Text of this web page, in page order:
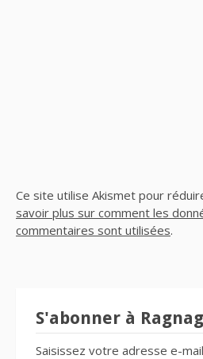
Ce site utilise Akismet pour
savoir plus sur comment les
commentaires sont utilisées.
S'abonner à
Saisissez votre adresse e-